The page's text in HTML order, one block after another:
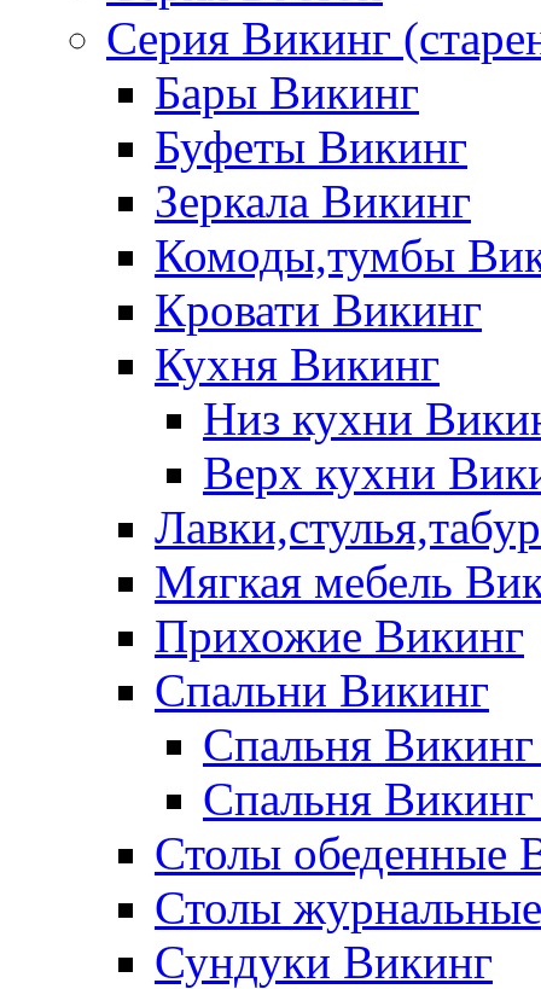
Серия Викинг
Бары Викинг
Буфеты Викинг
Зеркала Викинг
Комоды,тумбы
Кровати Викинг
Кухня Викинг
Низ кухни
Верх кухни
Мягкая мебель
Прихожие Викинг
Спальни Викинг
Спальня
Спальня
Столы обеденные
Столы
Сундуки Викинг